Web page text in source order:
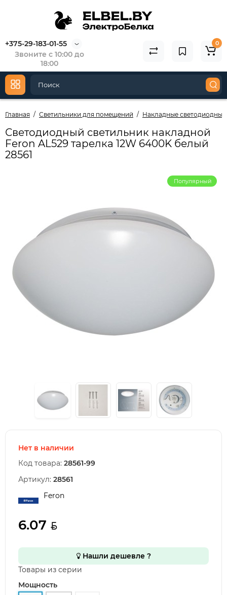
+375-29-183-01-55
Звоните с 10:00 до
18:00
0
Главная Светильники для помещений Накладные светодиодные
Светодиодный светильник накладной
Feron AL529 тарелка 12W 6400K белый
28561
Популярный
Нет в наличии
Код товара: 28561-99
Артикул: 28561
Feron
6.07
Нашли дешевле ?
Товары из серии
Мощность